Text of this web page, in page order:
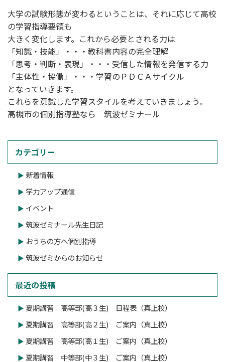
大学の試験形態が変わるということは、それに応じて高校
の学習指導要領も
大きく変化します。これから必要とされる力は
「知識・技能」・・・教科書内容の完全理解
「思考・判断・表現」・・・受信した情報を発信する力
「主体性・協働」・・・学習のＰＤＣＡサイクル
となっていきます。
これらを意識した学習スタイルを考えていきましょう。
高槻市の個別指導塾なら 筑波ゼミナール
カテゴリー
新着情報
学力アップ通信
イベント
筑波ゼミナール先生日記
おうちの方へ個別指導
筑波ゼミからのお知らせ
最近の投稿
夏期講習 高等部(高３生) 日程表（真上校）
夏期講習 高等部(高２生) ご案内（真上校）
夏期講習 高等部(高１生) ご案内（真上校）
夏期講習 中等部(中３生) ご案内（真上校）